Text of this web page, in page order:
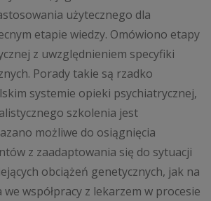
użytecznego dla
etapie wiedzy. Omówiono etapy
z uwzględnieniem specyfiki
Porady takie są rzadko
systemie opieki psychiatrycznej,
szkolenia jest
możliwe do osiągnięcia
z zaadaptowania się do sytuacji
obciążeń genetycznych, jak na
we współpracy z lekarzem w procesie